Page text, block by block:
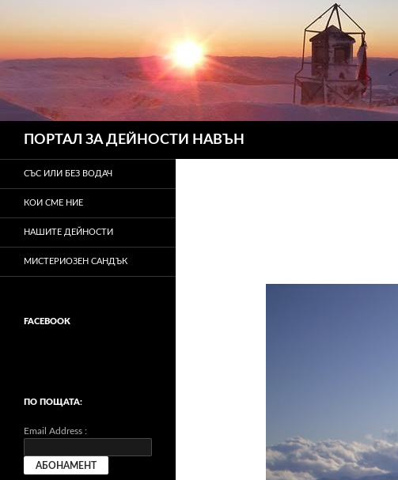
ПОРТАЛ ЗА ДЕЙНОСТИ НАВЪН
СЪС ИЛИ БЕЗ ВОДАЧ
КОИ СМЕ НИЕ
НАШИТЕ ДЕЙНОСТИ
МИСТЕРИОЗЕН САНДЪК
FACEBOOK
ПО ПОЩАТА:
Email Address :